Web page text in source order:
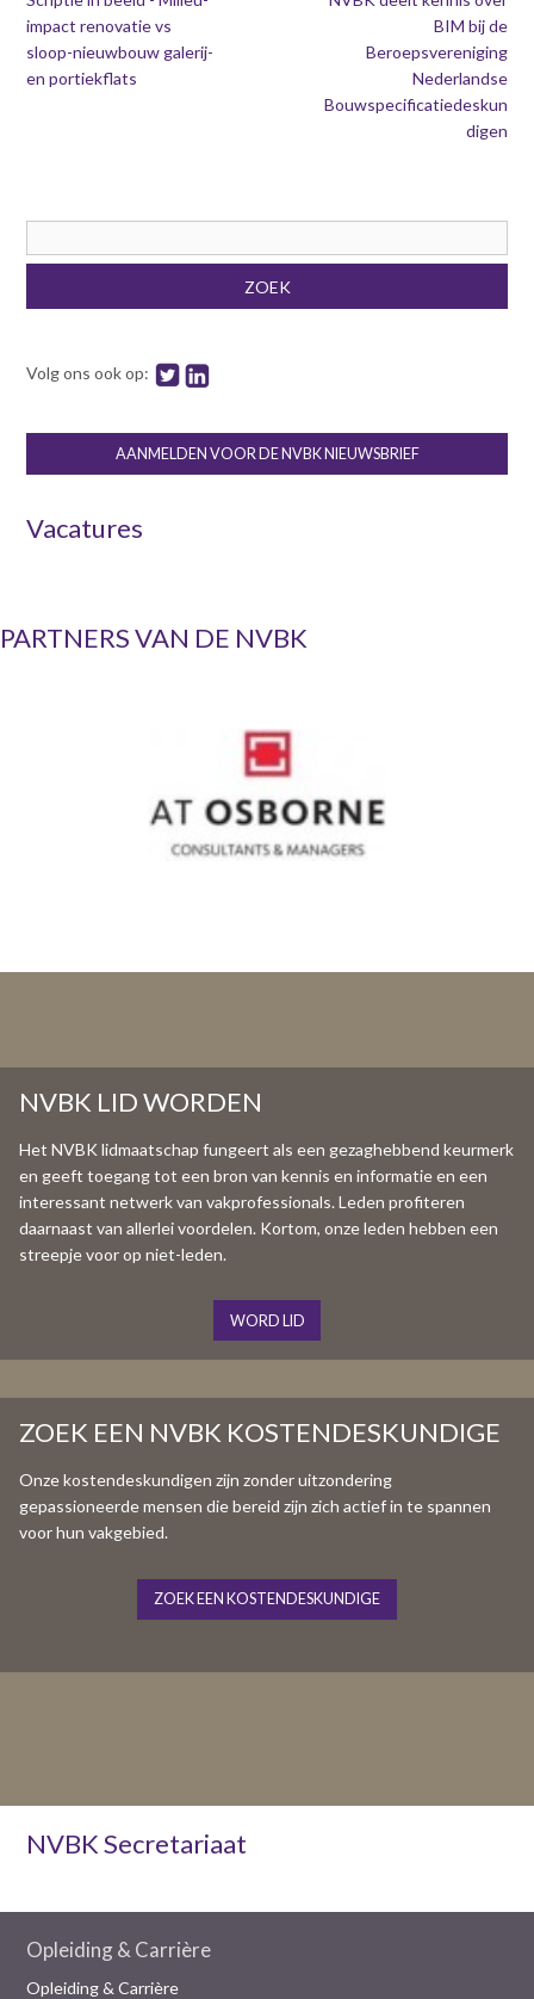
impact renovatie vs
sloop-nieuwbouw galerij-
en portiekflats
BIM bij de
Beroepsvereniging
Nederlandse
Bouwspecificatiedeskun
digen
ZOEK
Volg ons ook op:
AANMELDEN VOOR DE NVBK NIEUWSBRIEF
Vacatures
PARTNERS VAN DE NVBK
NVBK LID WORDEN
Het NVBK lidmaatschap fungeert als een gezaghebbend keurmerk
en geeft toegang tot een bron van kennis en informatie en een
interessant netwerk van vakprofessionals. Leden profiteren
daarnaast van allerlei voordelen. Kortom, onze leden hebben een
streepje voor op niet-leden.
WORD LID
ZOEK EEN NVBK KOSTENDESKUNDIGE
Onze kostendeskundigen zijn zonder uitzondering
gepassioneerde mensen die bereid zijn zich actief in te spannen
voor hun vakgebied.
ZOEK EEN KOSTENDESKUNDIGE
NVBK Secretariaat
Opleiding & Carrière
Opleiding & Carrière